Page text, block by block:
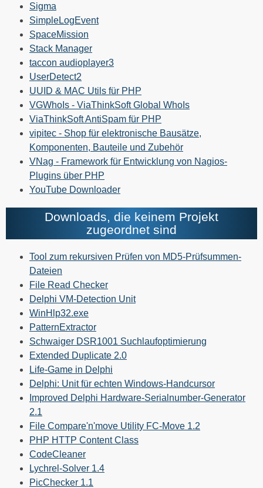
Sigma
SimpleLogEvent
SpaceMission
Stack Manager
taccon audioplayer3
UserDetect2
UUID & MAC Utils für PHP
VGWhoIs - ViaThinkSoft Global WhoIs
ViaThinkSoft AntiSpam für PHP
vipitec - Shop für elektronische Bausätze,
Komponenten, Bauteile und Zubehör
VNag - Framework für Entwicklung von Nagios-
Plugins über PHP
YouTube Downloader
Downloads, die keinem Projekt
zugeordnet sind
Tool zum rekursiven Prüfen von MD5-Prüfsummen-
Dateien
File Read Checker
Delphi VM-Detection Unit
WinHlp32.exe
PatternExtractor
Schwaiger DSR1001 Suchlaufoptimierung
Extended Duplicate 2.0
Life-Game in Delphi
Delphi: Unit für echten Windows-Handcursor
Improved Delphi Hardware-Serialnumber-Generator
2.1
File Compare'n'move Utility FC-Move 1.2
PHP HTTP Content Class
CodeCleaner
Lychrel-Solver 1.4
PicChecker 1.1